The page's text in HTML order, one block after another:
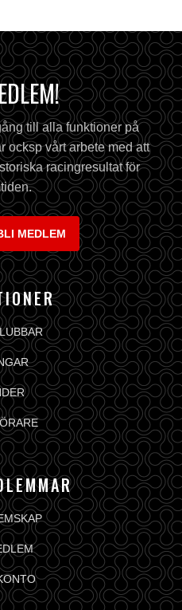
till alla funktioner på
ocksp vårt arbete med att
racingresultat för
MEDLEM